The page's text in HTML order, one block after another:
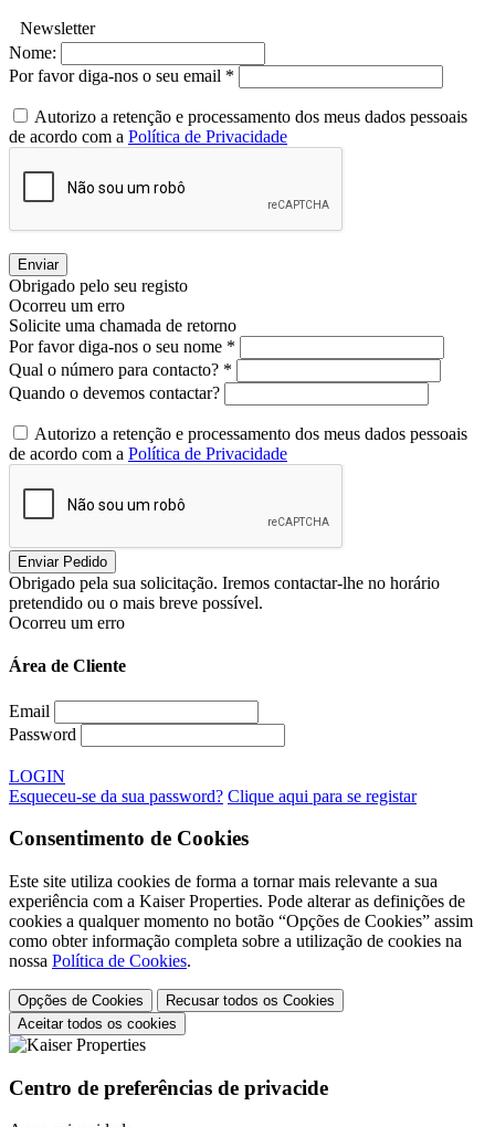
Newsletter
Nome:
Por favor diga-nos o seu email *
Autorizo a retenção e processamento dos meus dados pessoais
de acordo com a Política de Privacidade
Enviar
Obrigado pelo seu registo
Ocorreu um erro
Solicite uma chamada de retorno
Por favor diga-nos o seu nome *
Qual o número para contacto? *
Quando o devemos contactar?
Autorizo a retenção e processamento dos meus dados pessoais
de acordo com a Política de Privacidade
Obrigado pela sua solicitação. Iremos contactar-lhe no horário
pretendido ou o mais breve possível.
Ocorreu um erro
Área de Cliente
Email
Password
LOGIN
Esqueceu-se da sua password? Clique aqui para se registar
Consentimento de Cookies
Este site utiliza cookies de forma a tornar mais relevante a sua
experiência com a Kaiser Properties. Pode alterar as definições de
cookies a qualquer momento no botão “Opções de Cookies” assim
como obter informação completa sobre a utilização de cookies na
nossa Política de Cookies.
Opções de Cookies
Recusar todos os Cookies
Aceitar todos os cookies
Centro de preferências de privacide